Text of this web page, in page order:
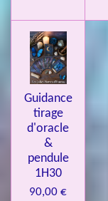
Guidance
tirage
d'oracle
&
pendule
1H30
90,00 €